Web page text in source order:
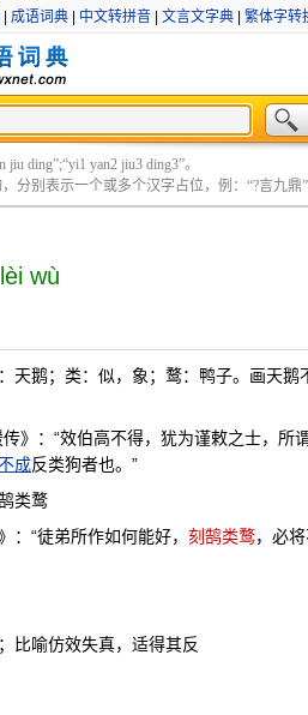
成语词典 中文转拼音 文言文字典 繁体字转
ding”;“yi1 yan2 jiu3 ding3”。
分别表示一个或多个汉字占位，例：“?言九鼎”
wù
天鹅；类：似，象；鹜：鸭子。画天
传》：“效伯高不得，犹为谨敕之士，所
成反类狗者也。”
类鹜
：“徒弟所作如何能好， 刻鹄类鹜，必
比喻仿效失真，适得其反